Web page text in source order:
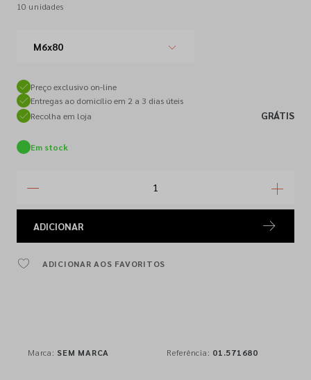
10 unidades
M6x80
Preço exclusivo on-line
Entregas ao domicílio em 2 a 3 dias úteis
Recolha em loja
GRÁTIS
Em stock
ADICIONAR
ADICIONAR AOS FAVORITOS
Marca: SEM MARCA Referência: 01.571680